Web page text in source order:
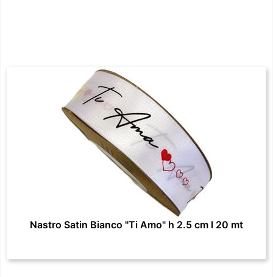
Nastro Satin Bianco "Ti Amo" h 2.5 cm l 20 mt